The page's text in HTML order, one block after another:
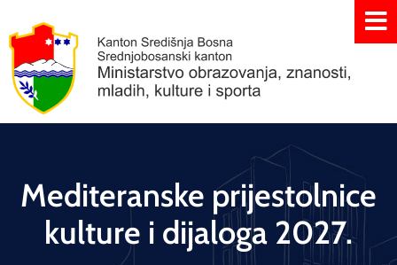
Mediteranske prijestolnice
kulture i dijaloga 2027.